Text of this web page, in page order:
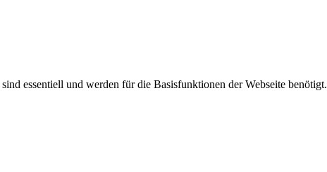
essentiell und werden für die Basisfunktionen der Webseite benötigt.